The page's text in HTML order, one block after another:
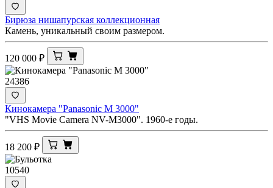
Бирюза нишапурская коллекционная
Камень, уникальный своим размером.
120 000 ₽
24386
Кинокамера "Panasonic M 3000"
"VHS Movie Camera NV-M3000". 1960-е годы.
18 200 ₽
10540